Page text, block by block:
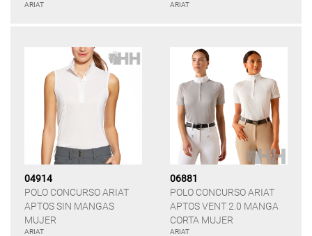
ARIAT ARIAT
04914
POLO CONCURSO ARIAT
APTOS SIN MANGAS
MUJER
ARIAT
06881
POLO CONCURSO ARIAT
APTOS VENT 2.0 MANGA
CORTA MUJER
ARIAT